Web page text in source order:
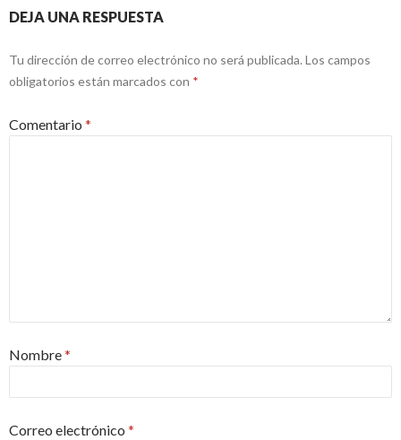
DEJA UNA RESPUESTA
Tu dirección de correo electrónico no será publicada. Los campos
obligatorios están marcados con *
Comentario *
Nombre*
Correo electrónico *